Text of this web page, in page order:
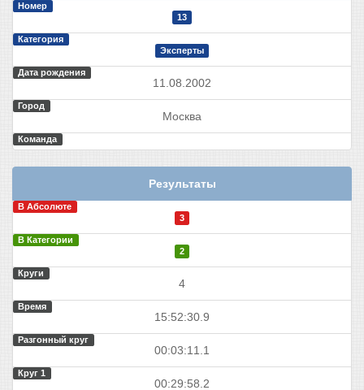
Номер
13
Категория
Эксперты
Дата рождения
11.08.2002
Город
Москва
Команда
Результаты
В Абсолюте
3
В Категории
2
Круги
4
Время
15:52:30.9
Разгонный круг
00:03:11.1
Круг 1
00:29:58.2